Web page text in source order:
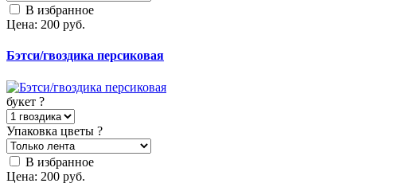
В избранное
Цена: 200 руб.
Бэтси/гвоздика персиковая
букет ?
Упаковка цветы ?
В избранное
Цена: 200 руб.